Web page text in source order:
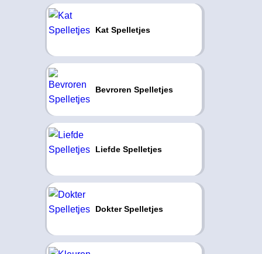
Kat Spelletjes
Bevroren Spelletjes
Liefde Spelletjes
Dokter Spelletjes